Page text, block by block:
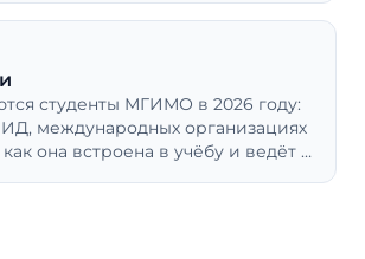
студенты МГИМО в 2026 году:
международных организациях
она встроена в учёбу и ведёт к